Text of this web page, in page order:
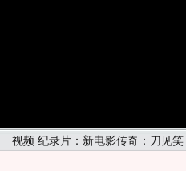
视频 纪录片：新电影传奇：刀见笑